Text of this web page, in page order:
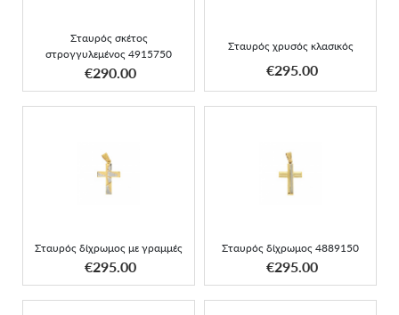
Σταυρός σκέτος
στρογγυλεμένος 4915750
€290.00
ΑΠΟΚΤΗΣΕ ΤΟ
Σταυρός χρυσός κλασικός
€295.00
ΑΠΟΚΤΗΣΕ ΤΟ
Σταυρός δίχρωμος με γραμμές
€295.00
Σταυρός δίχρωμος με
γραμμές
ΑΠΟΚΤΗΣΕ ΤΟ
Σταυρός δίχρωμος 4889150
€295.00
Σταυρός δίχρωμος
4889150
ΑΠΟΚΤΗΣΕ ΤΟ